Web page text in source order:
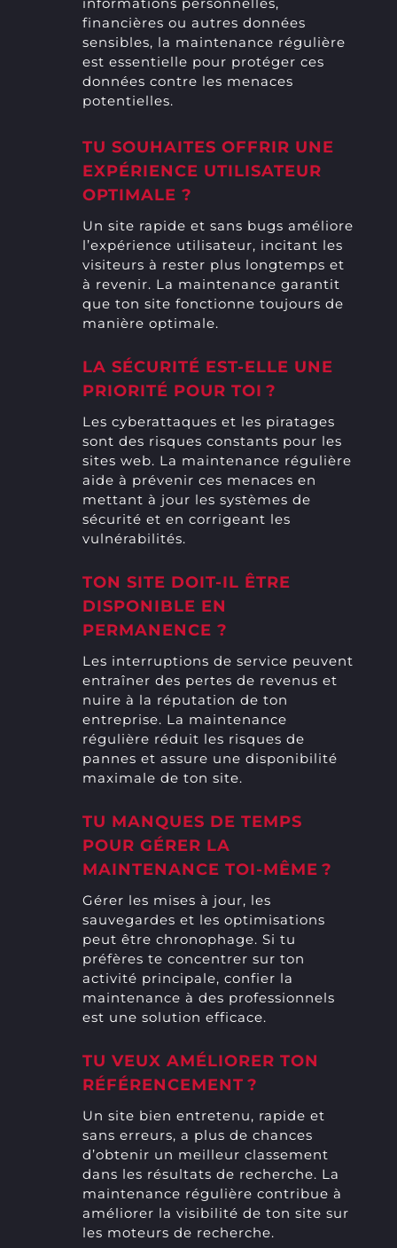
financières ou autres données
sensibles, la maintenance régulière
est essentielle pour protéger ces
données contre les menaces
potentielles.
TU SOUHAITES OFFRIR UNE
EXPÉRIENCE UTILISATEUR
OPTIMALE ?
Un site rapide et sans bugs améliore
l’expérience utilisateur, incitant les
visiteurs à rester plus longtemps et
à revenir. La maintenance garantit
que ton site fonctionne toujours de
manière optimale.
LA SÉCURITÉ EST-ELLE UNE
PRIORITÉ POUR TOI ?
Les cyberattaques et les piratages
sont des risques constants pour les
sites web. La maintenance régulière
aide à prévenir ces menaces en
mettant à jour les systèmes de
sécurité et en corrigeant les
vulnérabilités.
TON SITE DOIT-IL ÊTRE
DISPONIBLE EN
PERMANENCE ?
Les interruptions de service peuvent
entraîner des pertes de revenus et
nuire à la réputation de ton
entreprise. La maintenance
régulière réduit les risques de
pannes et assure une disponibilité
maximale de ton site.
TU MANQUES DE TEMPS
POUR GÉRER LA
MAINTENANCE TOI-MÊME ?
Gérer les mises à jour, les
sauvegardes et les optimisations
peut être chronophage. Si tu
préfères te concentrer sur ton
activité principale, confier la
maintenance à des professionnels
est une solution efficace.
TU VEUX AMÉLIORER TON
RÉFÉRENCEMENT ?
Un site bien entretenu, rapide et
sans erreurs, a plus de chances
d’obtenir un meilleur classement
dans les résultats de recherche. La
maintenance régulière contribue à
améliorer la visibilité de ton site sur
les moteurs de recherche.